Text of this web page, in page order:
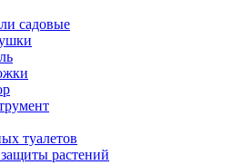
садовые
туалетов
растений